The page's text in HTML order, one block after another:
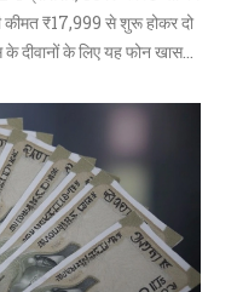
₹17,999 से शुरू होकर दो
के दीवानों के लिए यह फोन खास